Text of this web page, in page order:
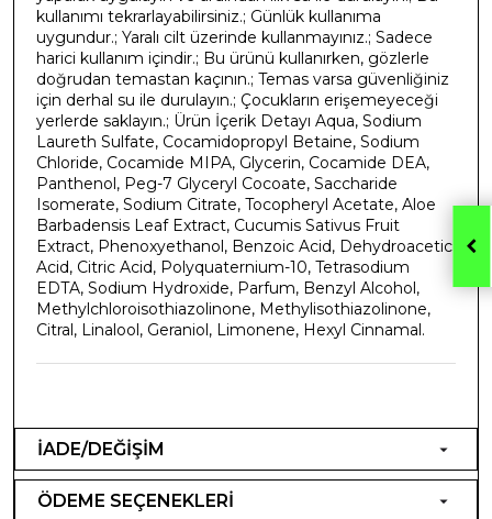
kullanımı tekrarlayabilirsiniz.; Günlük kullanıma
uygundur.; Yaralı cilt üzerinde kullanmayınız.; Sadece
harici kullanım içindir.; Bu ürünü kullanırken, gözlerle
doğrudan temastan kaçının.; Temas varsa güvenliğiniz
için derhal su ile durulayın.; Çocukların erişemeyeceği
yerlerde saklayın.; Ürün İçerik Detayı Aqua, Sodium
Laureth Sulfate, Cocamidopropyl Betaine, Sodium
Chloride, Cocamide MIPA, Glycerin, Cocamide DEA,
Panthenol, Peg-7 Glyceryl Cocoate, Saccharide
Isomerate, Sodium Citrate, Tocopheryl Acetate, Aloe
Barbadensis Leaf Extract, Cucumis Sativus Fruit
Extract, Phenoxyethanol, Benzoic Acid, Dehydroacetic
Acid, Citric Acid, Polyquaternium-10, Tetrasodium
EDTA, Sodium Hydroxide, Parfum, Benzyl Alcohol,
Methylchloroisothiazolinone, Methylisothiazolinone,
Citral, Linalool, Geraniol, Limonene, Hexyl Cinnamal.
İADE/DEĞİŞİM
ÖDEME SEÇENEKLERİ